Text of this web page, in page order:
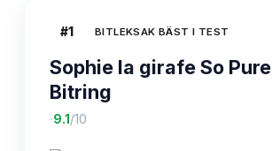
#1 BITLEKSAK BÄST I TEST
Sophie la girafe So Pure
Bitring
·9.1 /10